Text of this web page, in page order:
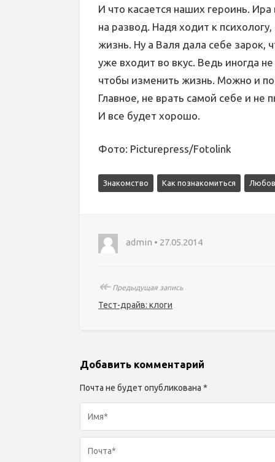
И что касается наших героинь.
на развод. Надя ходит к
жизнь. Ну а Валя дала себе зарок,
уже входит во вкус. Ведь иногда
чтобы изменить жизнь. Можно и
Главное, не врать самой себе и не
И все будет хорошо.
Фото: Picturepress/Fotolink
Знакомство Как познакомиться
admin • 27.05.2014
↞Предыдущая запись
Тест-драйв: клоги
Добавить комментарий
Почта не будет опубликована *